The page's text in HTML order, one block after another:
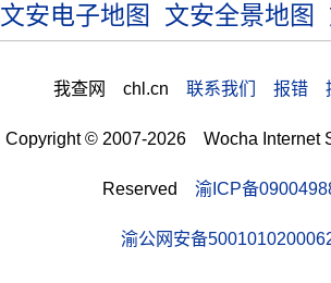
文安电子地图
文安全景地图
我查网 chl.cn 联系我们 报错
Copyright © 2007-2026 Wocha Internet
Reserved 渝ICP备
渝公网安备